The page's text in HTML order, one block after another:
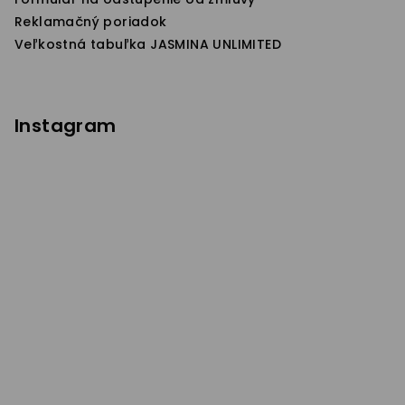
Reklamačný poriadok
Veľkostná tabuľka JASMINA UNLIMITED
Instagram